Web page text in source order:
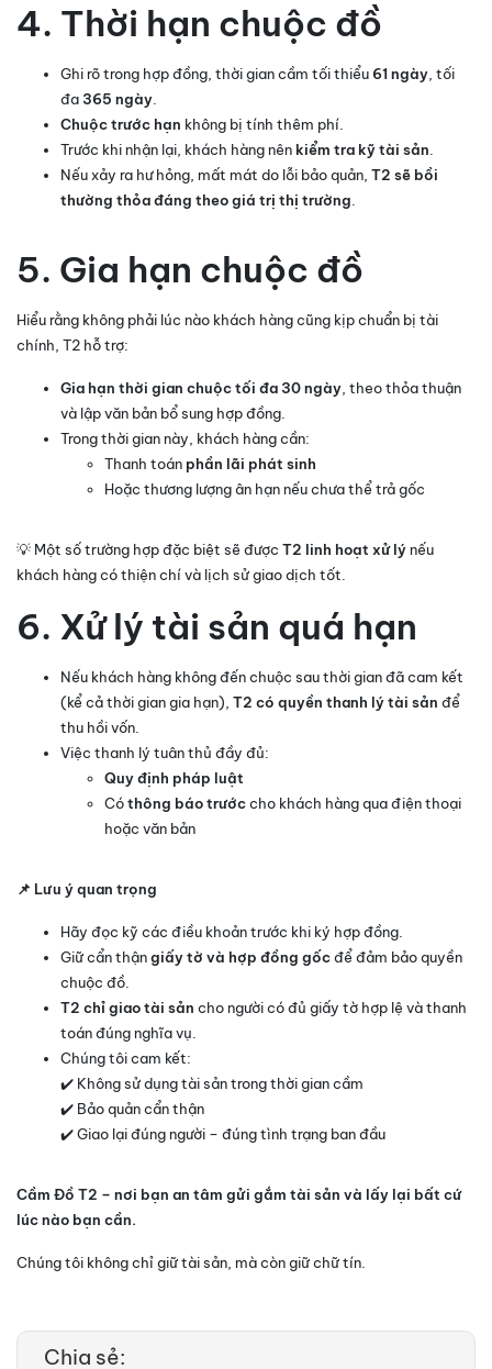
4. Thời hạn chuộc đồ
Ghi rõ trong hợp đồng, thời gian cầm tối thiểu61 ngày , tối
đa 365 ngày
Chuộc trước hạn không bị tính thêm phí.
Trước khi nhận lại, khách hàng nên kiểm tra kỹ tài sản
Nếu xảy ra hư hỏng, mất mát do lỗi bảo quản, T2 sẽ bồi
thường thỏa đáng theo giá trị thị trường
5. Gia hạn chuộc đồ
Hiểu rằng không phải lúc nào khách hàng cũng kịp chuẩn bị tài
chính, T2 hỗ trợ:
Gia hạn thời gian chuộc tối đa 30 ngày , theo thỏa thuận
và lập văn bản bổ sung hợp đồng.
Trong thời gian này, khách hàng cần:
Thanh toán phần lãi phát sinh
Hoặc thương lượng ân hạn nếu chưa thể trả gốc
💡 Một số trường hợp đặc biệt sẽ được T2 linh hoạt xử lý nếu
khách hàng có thiện chí và lịch sử giao dịch tốt.
6. Xử lý tài sản quá hạn
Nếu khách hàng không đến chuộc sau thời gian đã cam kết
(kể cả thời gian gia hạn), T2 có quyền thanh lý tài sản để
thu hồi vốn.
Việc thanh lý tuân thủ đầy đủ:
Quy định pháp luật
Cóthông báo trướccho khách hàng qua điện thoại
hoặc văn bản
📌 Lưu ý quan trọng
Hãy đọc kỹ các điều khoản trước khi ký hợp đồng.
Giữ cẩn thậngiấy tờ và hợp đồng gốcđể đảm bảo quyền
chuộc đồ.
T2 chỉ giao tài sản cho người có đủ giấy tờ hợp lệ và thanh
toán đúng nghĩa vụ.
Chúng tôi cam kết:
✔️ Không sử dụng tài sản trong thời gian cầm
✔️ Bảo quản cẩn thận
✔️ Giao lại đúng người – đúng tình trạng ban đầu
Cầm Đồ T2 – nơi bạn an tâm gửi gắm tài sản và lấy lại bất cứ
lúc nào bạn cần.
Chúng tôi không chỉ giữ tài sản, mà còn giữ chữ tín.
Chia sẻ: